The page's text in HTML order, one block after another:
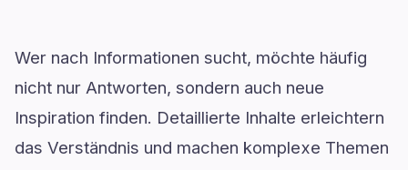
Wer nach Informationen sucht, möchte häufig
nicht nur Antworten, sondern auch neue
Inspiration finden. Detaillierte Inhalte erleichtern
das Verständnis und machen komplexe Themen